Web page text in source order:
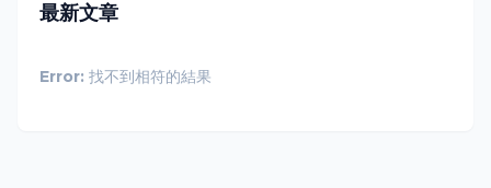
最新文章
Error: 找不到相符的結果